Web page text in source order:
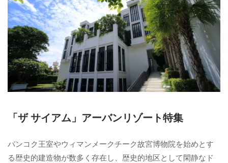
ー
「ザ サイアム」アーバンリゾート特集
バンコク王室やウィマンメークチーク故宮博物院を始めとす
る歴史的建造物が数多く存在し、歴史的地区として閑静なド